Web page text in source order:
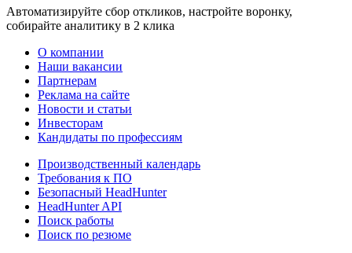
Автоматизируйте сбор откликов, настройте воронку,
собирайте аналитику в 2 клика
О компании
Наши вакансии
Партнерам
Реклама на сайте
Новости и статьи
Инвесторам
Кандидаты по профессиям
Производственный календарь
Требования к ПО
Безопасный HeadHunter
HeadHunter API
Поиск работы
Поиск по резюме